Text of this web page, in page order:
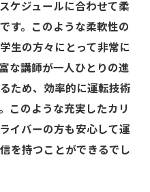
適な教習環境
かしたユニークなカリ
教習所の評判
通えるサポート体制
情報！埼玉の教習所で
ケジュールに合わせて柔
す。このような柔軟性の
生の方々にとって非常に
な講師が一人ひとりの進
ため、効率的に運転技術
このような充実したカリ
イバーの方も安心して運
を持つことができるでし